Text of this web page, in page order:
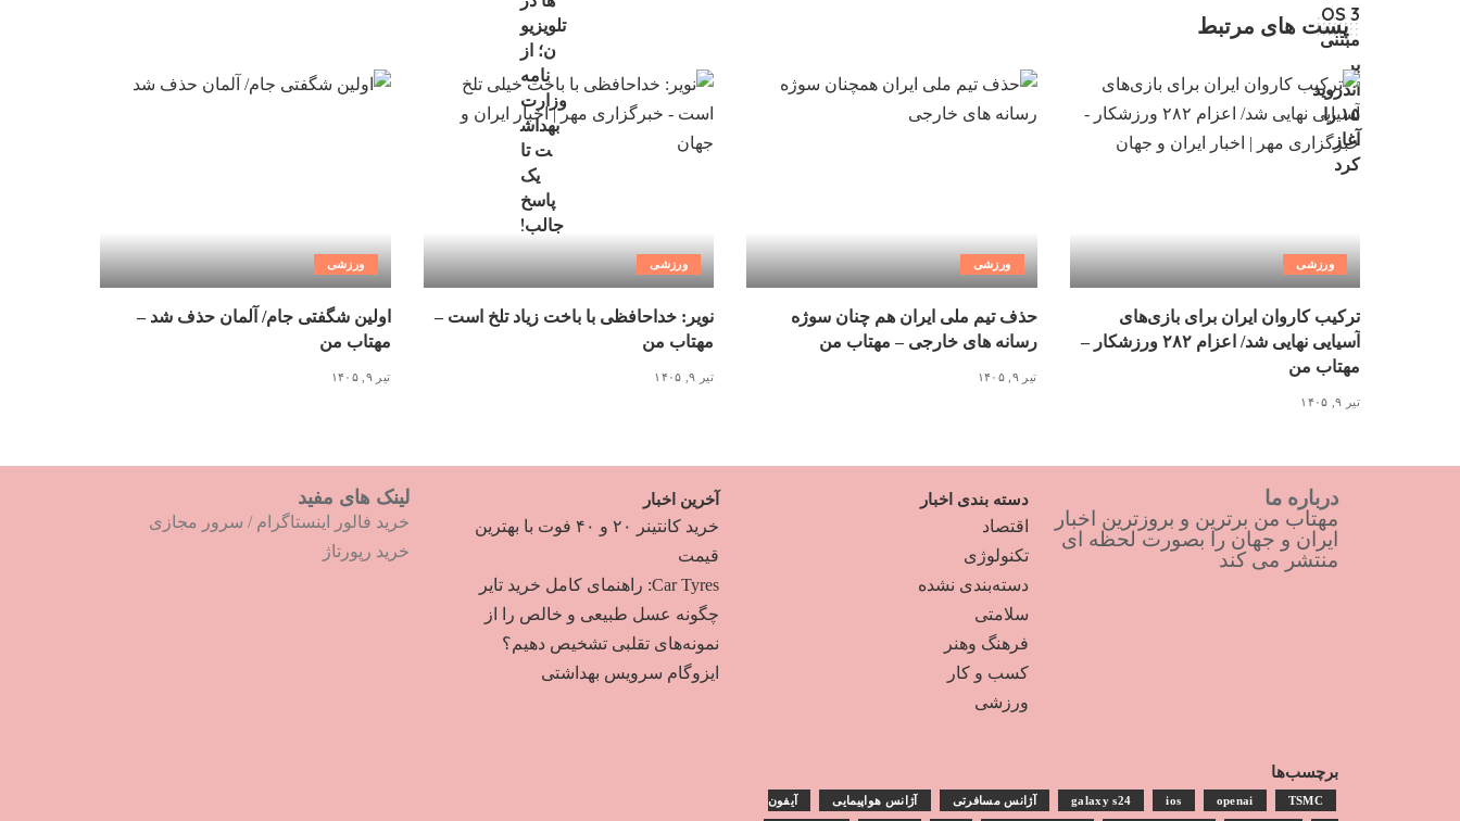
پست های مرتبط
ورزشی
ترکیب کاروان ایران برای بازی‌های
آسیایی نهایی شد/ اعزام ۲۸۲ ورزشکار –
مهتاب من
تیر ۹, ۱۴۰۵
ورزشی
حذف تیم ملی ایران هم چنان سوژه
رسانه های خارجی – مهتاب من
تیر ۹, ۱۴۰۵
ورزشی
نویر: خداحافظی با باخت زیاد تلخ است –
مهتاب من
تیر ۹, ۱۴۰۵
ورزشی
اولین شگفتی جام/ آلمان حذف شد –
مهتاب من
تیر ۹, ۱۴۰۵
درباره ما
مهتاب من برترین و بروزترین اخبار
ایران و جهان را بصورت لحظه ای
منتشر می کند
دسته بندی اخبار
اقتصاد
تکنولوژی
دسته‌بندی نشده
سلامتی
فرهنگ وهنر
کسب و کار
ورزشی
آخرین اخبار
خرید کانتینر ۲۰ و ۴۰ فوت با بهترین
قیمت
Car Tyres: راهنمای کامل خرید تایر
چگونه عسل طبیعی و خالص را از
نمونه‌های تقلبی تشخیص دهیم؟
ایزوگام سرویس بهداشتی
لینک های مفید
خرید فالور اینستاگرام / سرور مجازی
خرید رپورتاژ
برچسب‌ها
galaxy s24 ios openai TSMC آژانس مسافرتی آژانس هواپیمایی آیفون